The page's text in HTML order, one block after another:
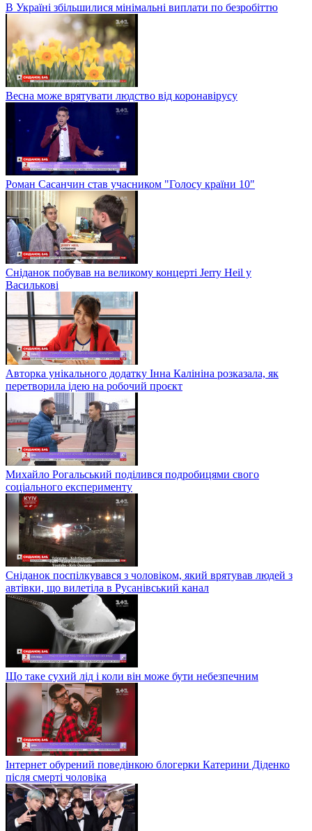
В Україні збільшилися мінімальні виплати по безробіттю
Весна може врятувати людство від коронавірусу
Роман Сасанчин став учасником "Голосу країни 10"
Сніданок побував на великому концерті Jerry Heil у
Василькові
Авторка унікального додатку Інна Калініна розказала, як
перетворила ідею на робочий проєкт
Михайло Рогальський поділився подробицями свого
соціального експерименту
Сніданок поспілкувався з чоловіком, який врятував людей з
автівки, що вилетіла в Русанівський канал
Що таке сухий лід і коли він може бути небезпечним
Інтернет обурений поведінкою блогерки Катерини Діденко
після смерті чоловіка